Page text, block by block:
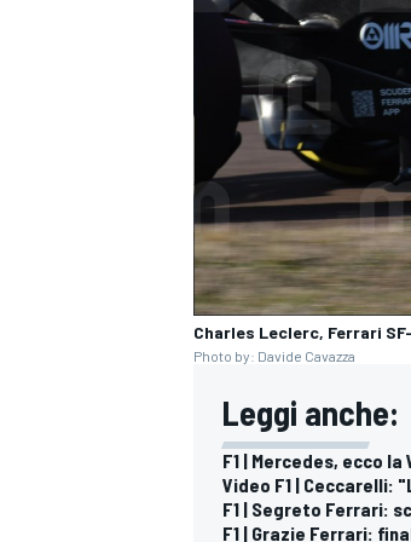
Charles Leclerc, Ferrari
Photo by: Davide Cavazza
Leggi anche:
F1 | Mercedes, ecco
Video F1 | Ceccarelli:
F1 | Segreto Ferrari:
F1 | Grazie Ferrari: